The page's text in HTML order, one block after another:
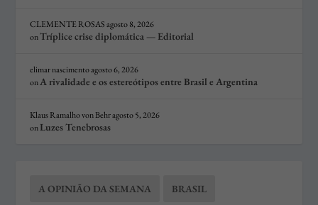
CLEMENTE ROSAS agosto 8, 2026
onTríplice crise diplomática — Editorial
elimar nascimentoagosto 6, 2026
onA rivalidade e os estereótipos entre Brasil e Argentina
Klaus Ramalho von Behragosto 5, 2026
onLuzes Tenebrosas
A OPINIÃO DA SEMANA BRASIL